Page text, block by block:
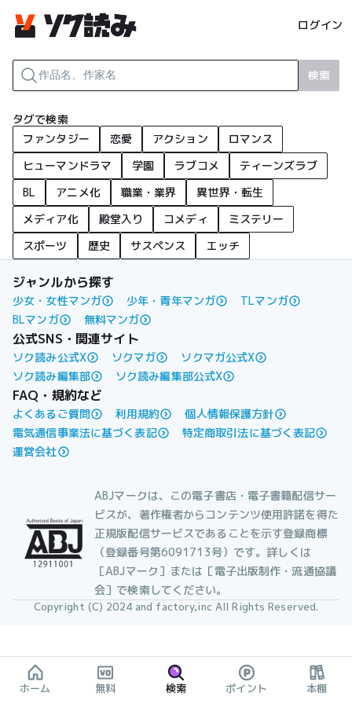
ログイン
検索
タグで検索
ファンタジー
恋愛 アクション
ロマンス
ヒューマンドラマ
学園 ラブコメ
ティーンズラブ
BL
アニメ化 職業・業界
異世界・転生
メディア化
殿堂入り コメディ
ミステリー
スポーツ
歴史 サスペンス エッチ
ジャンルから探す
少女・女性マンガ 少年・青年マンガ
TLマンガ
BLマンガ
無料マンガ
公式SNS・関連サイト
ソク読み公式X ソクマガ
ソクマガ公式X
ソク読み編集部
ソク読み編集部公式X
FAQ・規約など
よくあるご質問 利用規約
個人情報保護方針
電気通信事業法に基づく表記
特定商取引法に基づく表記
運営会社
ABJマークは、この電子書店・電子書籍配信サー
ビスが、著作権者からコンテンツ使用許諾を得た
正規版配信サービスであることを示す登録商標
（登録番号第6091713号）です。詳しくは
［ABJマーク］または［電子出版制作・流通協議
会］で検索してください。
Copyright (C) 2024 and factory,inc All Rights Reserved.
ホーム 無料 検索 ポイント 本棚